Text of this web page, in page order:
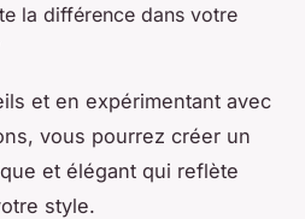
la différence dans votre
et en expérimentant avec
vous pourrez créer un
et élégant qui reflète
style.